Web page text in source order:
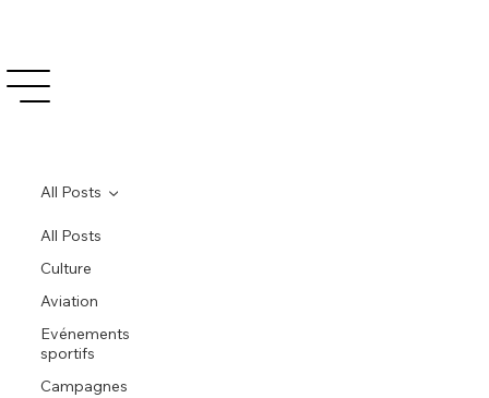
All Posts
Culture
Aviation
Evénements
sportifs
Campagnes
All Posts